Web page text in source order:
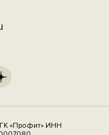
«Профит» ИНН